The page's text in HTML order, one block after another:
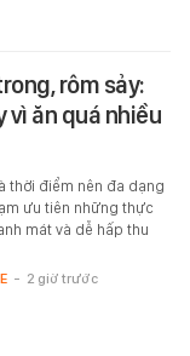
rôm sảy:
vì ăn quá nhiều
thời điểm nên đa dạng
ưu tiên những thực
mát và dễ hấp thu
- 2 giờ trước